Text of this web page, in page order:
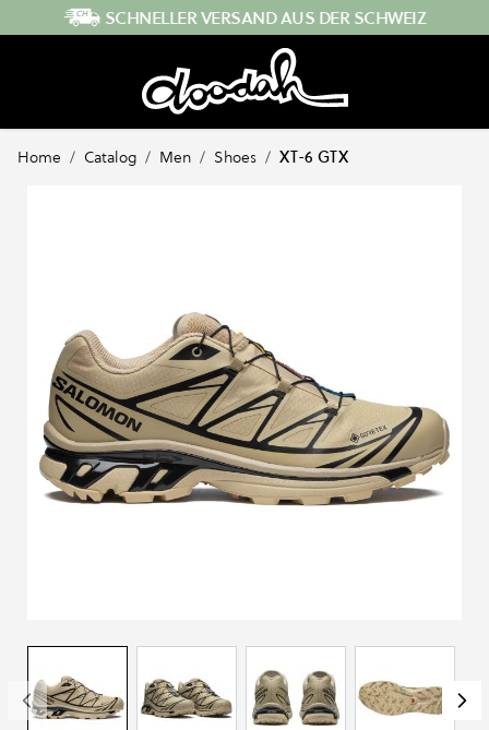
Direkt zum InhaltSCHNELLER VERSAND AUS DER SCHWEIZ
Home / Catalog / Men / Shoes / XT-6 GTX